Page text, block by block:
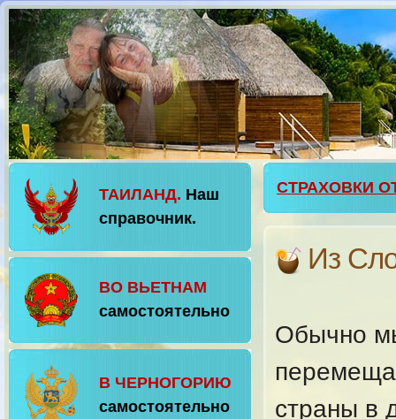
ТАИЛАНД. Наш
справочник.
ВО ВЬЕТНАМ
самостоятельно
В ЧЕРНОГОРИЮ
самостоятельно
СТРАХОВКИ
Из
Обычно
страны в